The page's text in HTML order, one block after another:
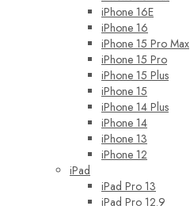
iPhone 16E
iPhone 16
iPhone 15 Pro Max
iPhone 15 Pro
iPhone 15 Plus
iPhone 15
iPhone 14 Plus
iPhone 14
iPhone 13
iPhone 12
iPad
iPad Pro 13
iPad Pro 12.9